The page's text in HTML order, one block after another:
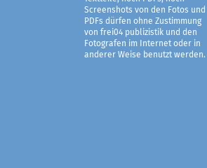
Screenshots von den Fotos und
PDFs dürfen ohne Zustimmung
von frei04 publizistik und den
Fotografen im Internet oder in
anderer Weise benutzt werden.